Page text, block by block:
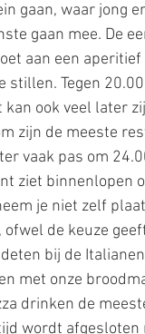
gaan, waar jong
gaan mee. De
aan een
stillen. Tegen
kan ook veel later
zijn de meeste
vaak pas om
ziet binnenlopen
je niet zelf
ofwel de keuze
bij de
met onze
drinken de
wordt afgesloten